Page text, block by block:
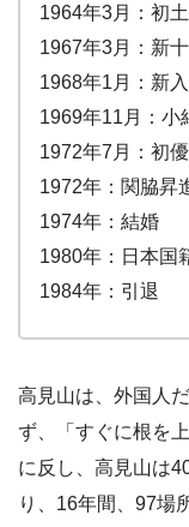
1964年3月：初
1967年3月：新
1968年1月：新
1969年11月：小
1972年7月：初
1972年：関脇昇
1974年：結婚
1980年：日本国
1984年：引退
高見山は、外国人
ず、「すぐに根を
に反し、高見山は
り、16年間、97場